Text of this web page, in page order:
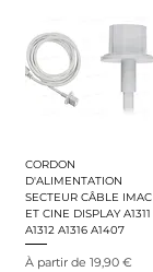
CORDON
D'ALIMENTATION
SECTEUR CÂBLE IMAC
ET CINE DISPLAY A1311
A1312 A1316 A1407
À partir de 19,90 €
Prix promotionnel